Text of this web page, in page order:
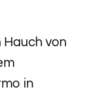
Hauch von
in